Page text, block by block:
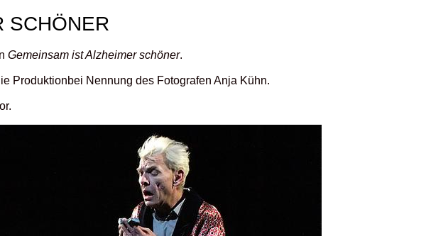
SCHÖNER
Gemeinsam ist Alzheimer schöner.
Produktionbei Nennung des Fotografen Anja Kühn.